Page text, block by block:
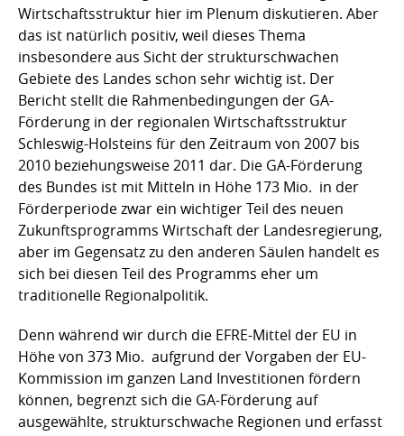
Wirtschaftsstruktur hier im Plenum diskutieren. Aber
das ist natürlich positiv, weil dieses Thema
insbesondere aus Sicht der strukturschwachen
Gebiete des Landes schon sehr wichtig ist. Der
Bericht stellt die Rahmenbedingungen der GA-
Förderung in der regionalen Wirtschaftsstruktur
Schleswig-Holsteins für den Zeitraum von 2007 bis
2010 beziehungsweise 2011 dar. Die GA-Förderung
des Bundes ist mit Mitteln in Höhe 173 Mio.  in der
Förderperiode zwar ein wichtiger Teil des neuen
Zukunftsprogramms Wirtschaft der Landesregierung,
aber im Gegensatz zu den anderen Säulen handelt es
sich bei diesen Teil des Programms eher um
traditionelle Regionalpolitik.
Denn während wir durch die EFRE-Mittel der EU in
Höhe von 373 Mio.  aufgrund der Vorgaben der EU-
Kommission im ganzen Land Investitionen fördern
können, begrenzt sich die GA-Förderung auf
ausgewählte, strukturschwache Regionen und erfasst